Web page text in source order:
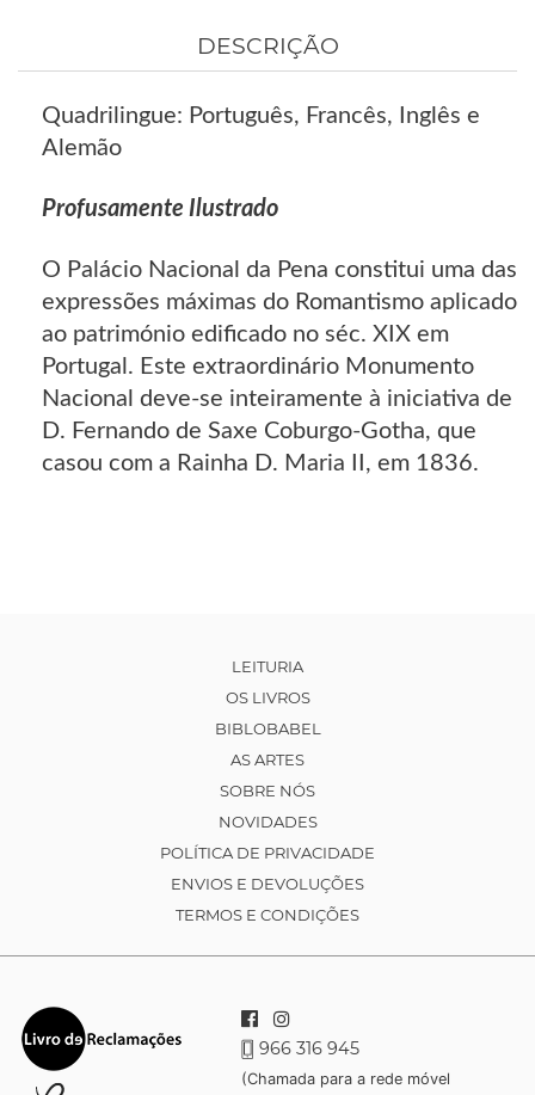
DESCRIÇÃO
Quadrilingue: Português, Francês, Inglês e
Alemão
Profusamente Ilustrado
O Palácio Nacional da Pena constitui uma das
expressões máximas do Romantismo aplicado
ao património edificado no séc. XIX em
Portugal. Este extraordinário Monumento
Nacional deve-se inteiramente à iniciativa de
D. Fernando de Saxe Coburgo-Gotha, que
casou com a Rainha D. Maria II, em 1836.
LEITURIA
OS LIVROS
BIBLOBABEL
AS ARTES
SOBRE NÓS
NOVIDADES
POLÍTICA DE PRIVACIDADE
ENVIOS E DEVOLUÇÕES
TERMOS E CONDIÇÕES
966 316 945
(Chamada para a rede móvel